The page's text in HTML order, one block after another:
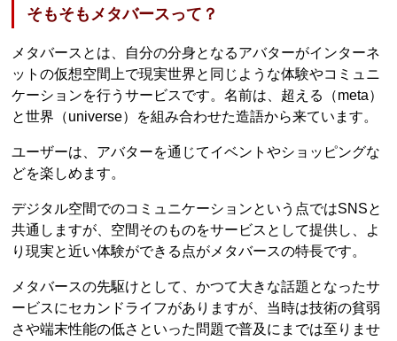
そもそもメタバースって？
メタバースとは、自分の分身となるアバターがインターネ
ットの仮想空間上で現実世界と同じような体験やコミュニ
ケーションを行うサービスです。名前は、超える（meta）
と世界（universe）を組み合わせた造語から来ています。
ユーザーは、アバターを通じてイベントやショッピングな
どを楽しめます。
デジタル空間でのコミュニケーションという点ではSNSと
共通しますが、空間そのものをサービスとして提供し、よ
り現実と近い体験ができる点がメタバースの特長です。
メタバースの先駆けとして、かつて大きな話題となったサ
ービスにセカンドライフがありますが、当時は技術の貧弱
さや端末性能の低さといった問題で普及にまでは至りませ